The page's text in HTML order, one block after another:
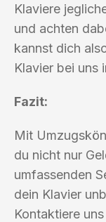
Klaviere
und achten
kannst dich
Klavier bei uns
Fazit:
Mit
du nicht nur
umfassenden
dein Klavier
Kontaktiere